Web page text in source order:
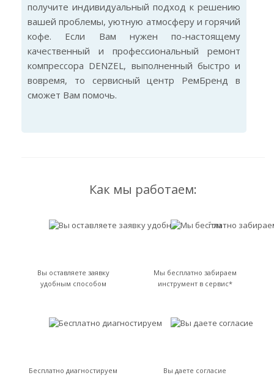
получите индивидуальный подход к решению
вашей проблемы, уютную атмосферу и горячий
кофе. Если Вам нужен по-настоящему
качественный и профессиональный ремонт
компрессора DENZEL, выполненный быстро и
вовремя, то сервисный центр РемБренд в
сможет Вам помочь.
Как мы работаем:
Вы оставляете заявку
удобным способом
Мы бесплатно забираем
инструмент в сервис*
Бесплатно диагностируем Вы даете согласие